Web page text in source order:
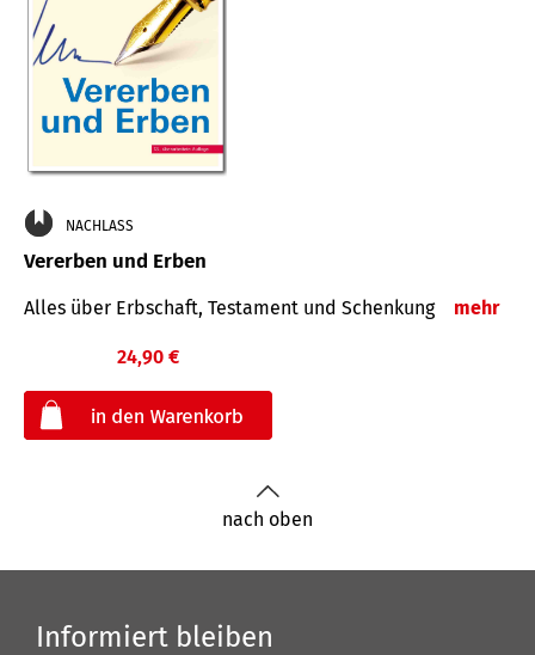
NACHLASS
Vererben und Erben
Alles über Erbschaft, Testament und Schenkung mehr
24,90 €
nach oben
Informiert bleiben